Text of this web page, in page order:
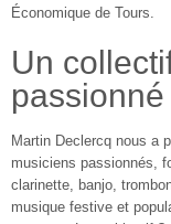
Économique de Tours.
Un
Martin Declercq nous a
musiciens passionnés,
clarinette, banjo,
musique festive et